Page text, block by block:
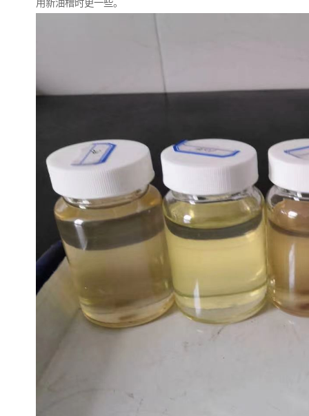
用新油槽时更一些。